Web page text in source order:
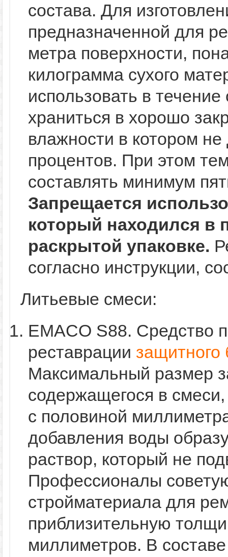
состава. Для
предназначенной для
метра поверхности,
килограмма сухого
использовать в
храниться в хорошо
влажности в котором
процентов. При этом
составлять минимум
Запрещается
который находился в
раскрытой упаковке.
согласно инструкции,
Литьевые смеси:
EMACO S88. Средство
реставрации защитного
Максимальный размер
содержащегося в
с половиной
добавления воды
раствор, который не
Профессионалы
стройматериала для
приблизительную
миллиметров. В